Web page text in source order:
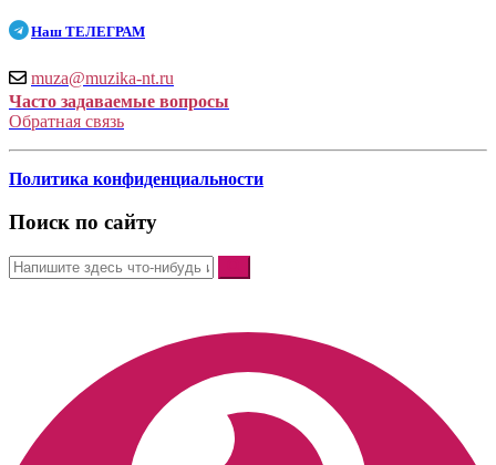
Наш ТЕЛЕГРАМ
muza@muzika-nt.ru
Часто задаваемые вопросы
Обратная связь
Политика конфиденциальности
Поиск по сайту